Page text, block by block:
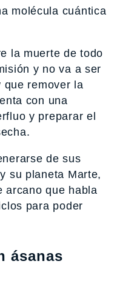
molécula cuántica
la muerte de todo
y no va a ser
que remover la
con una
y preparar el
de sus
su planeta Marte,
arcano que habla
para poder
ásanas